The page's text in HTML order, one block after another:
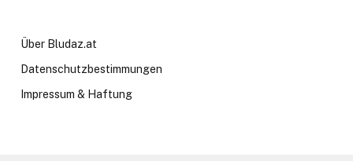
Über Bludaz.at
Datenschutzbestimmungen
Impressum & Haftung